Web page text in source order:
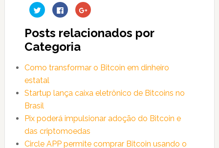
Clique
para
compartilhar
Twitter(abre
em
nova
janela)
Clique
para
compartilhar
Facebook(abre
em
nova
janela)
Compartilhe
no
em
nova
Posts relacionados por
Categoria
Como transformar o Bitcoin em dinheiro
estatal
Startup lança caixa eletrônico de Bitcoins no
Brasil
Pix poderá impulsionar adoção do Bitcoin e
das criptomoedas
Circle APP permite comprar Bitcoin usando o